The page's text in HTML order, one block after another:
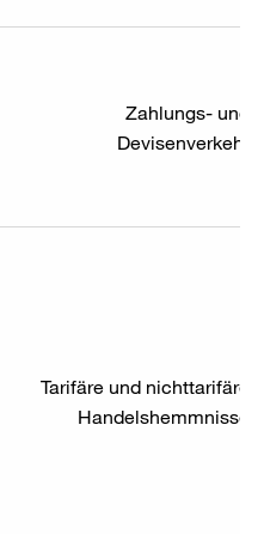
Zahlungs- und
Devisenverkehr
Tarifäre und nichttarifäre
Handelshemmnisse